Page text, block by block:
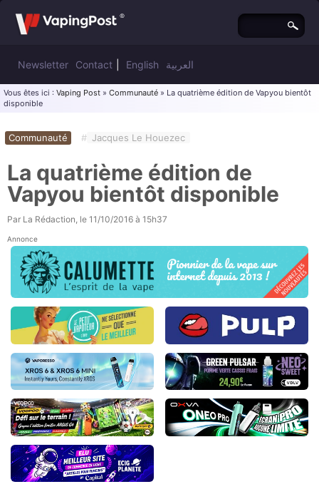
Newsletter Contact English العربية
Vous êtes ici : Vaping Post » Communauté » La quatrième édition de Vapyou bientôt
disponible
Communauté # Jacques Le Houezec
La quatrième édition de
Vapyou bientôt disponible
Par La Rédaction, le 11/10/2016 à 15h37
Annonce